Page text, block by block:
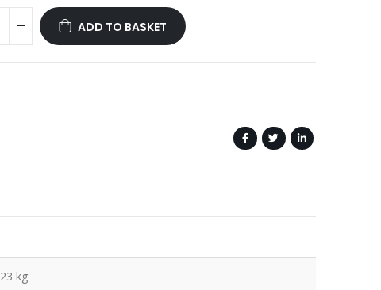
ADD TO BASKET
23 kg